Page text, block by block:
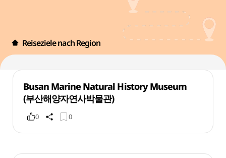
Reiseziele nach Region
Busan Marine Natural History Museum
(부산해양자연사박물관)
0 0